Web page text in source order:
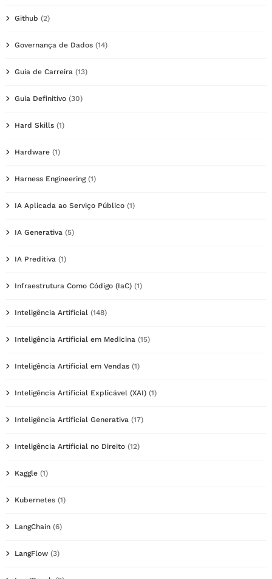
Github (2)
Governança de Dados (14)
Guia de Carreira (13)
Guia Definitivo (30)
Hard Skills (1)
Hardware (1)
Harness Engineering(1)
IA Aplicada ao Serviço Público (1)
IA Generativa (5)
IA Preditiva (1)
Infraestrutura Como Código (IaC) (1)
Inteligência Artificial (148)
Inteligência Artificial em Medicina (15)
Inteligência Artificial em Vendas (1)
Inteligência Artificial Explicável (XAI) (1)
Inteligência Artificial Generativa (17)
Inteligência Artificial no Direito (12)
Kaggle (1)
Kubernetes (1)
LangChain (6)
LangFlow (3)